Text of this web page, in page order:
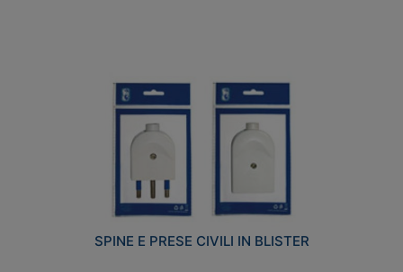
SPINE E PRESE CIVILI IN BLISTER